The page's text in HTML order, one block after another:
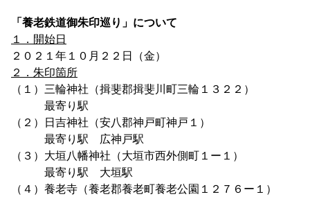
「養老鉄道御朱印巡り」について
１．開始日
２０２１年１０月２２日（金）
２．朱印箇所
（１）三輪神社（揖斐郡揖斐川町三輪１３２２）
最寄り駅
（２）日吉神社（安八郡神戸町神戸１）
最寄り駅 広神戸駅
（３）大垣八幡神社（大垣市西外側町１ー１）
最寄り駅 大垣駅
（４）養老寺（養老郡養老町養老公園１２７６ー１）